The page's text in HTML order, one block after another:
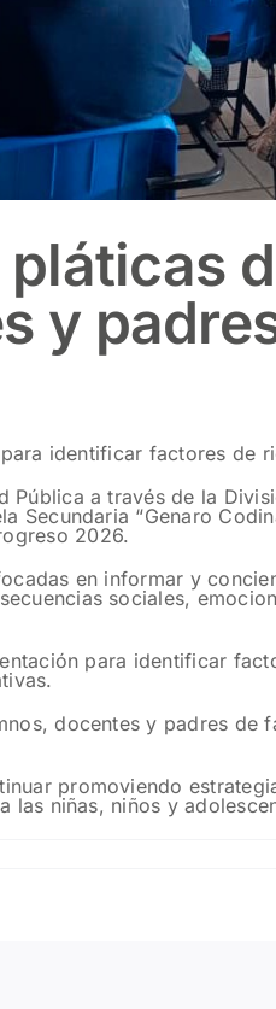
y
identificar factores de
a través de la
“Genaro
2026.
en informar y
sociales,
para identificar
docentes y padres
promoviendo
niñas, niños y